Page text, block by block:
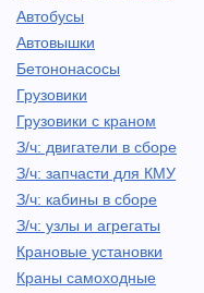
Автобусы
Автовышки
Бетононасосы
Грузовики
Грузовики с краном
З/ч: двигатели в сборе
З/ч: запчасти для КМУ
З/ч: кабины в сборе
З/ч: узлы и агрегаты
Крановые установки
Краны самоходные